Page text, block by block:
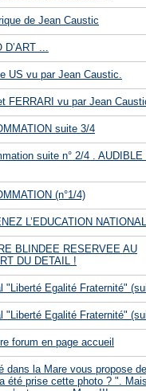
de Jean Caustic
...
US vu par Jean Caustic.
FERRARI vu par Jean
suite 3/4
suite n° 2/4 . AUDIBLE
(n°1/4)
L’EDUCATION
BLINDEE RESERVEE AU
DU DETAIL !
"Liberté Egalité Fraternité"
"Liberté Egalité Fraternité"
forum en page accueil
dans la Mare vous propose de
été prise cette photo ? ". Mais